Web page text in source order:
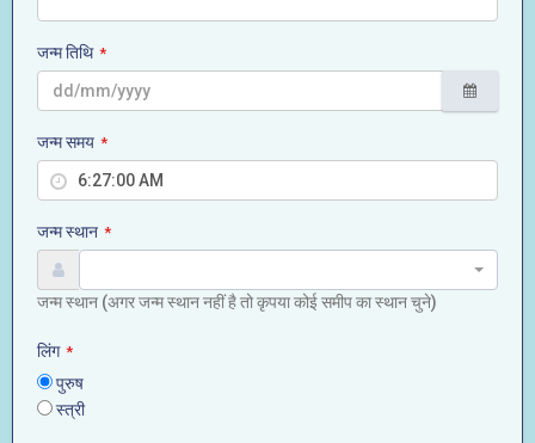
जन्म तिथि *
जन्म समय *
जन्म स्थान *
जन्म स्थान (अगर जन्म स्थान नहीं है तो कृपया कोई समीप का स्थान चुने)
लिंग *
पुरुष
स्त्री